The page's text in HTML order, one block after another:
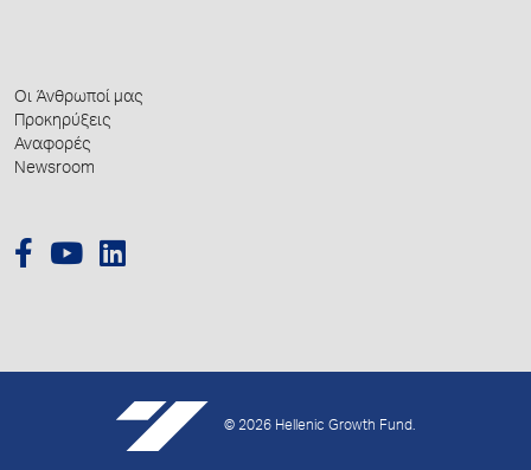
Οι Άνθρωποί μας
Προκηρύξεις
Αναφορές
Newsroom
© 2026 Hellenic Growth Fund.